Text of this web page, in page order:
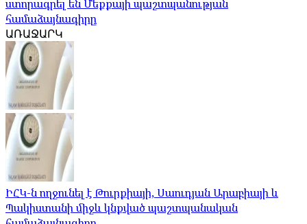
ստորագրել են Մեքքայի պաշտպանության
համաձայնագիրը
ԱՌԱՋԱՐԿ
ԻՀԿ-ն ողջունել է Թուրքիայի, Սաուդյան Արաբիայի և
Պակիստանի միջև կնքված պաշտպանական